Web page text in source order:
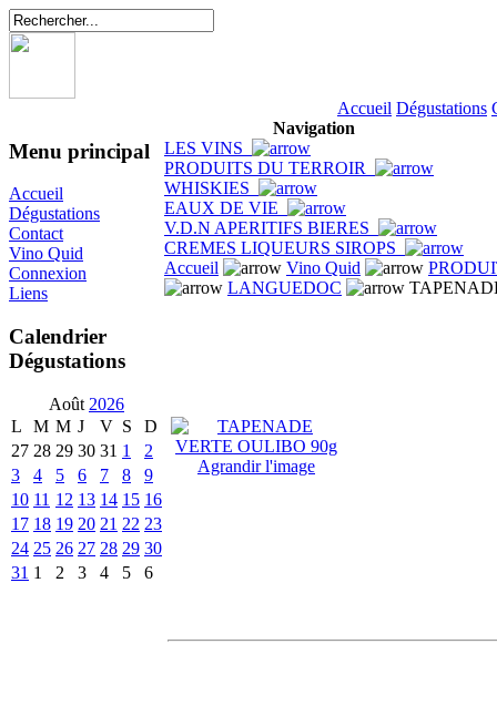
Accueil Dégustations
Menu principal
Accueil
Dégustations
Contact
Vino Quid
Connexion
Liens
Calendrier
Dégustations
Août 2026
L
M M J V S
D
27 28 29 30 31 1
2
3
4 5 6 7 8
9
10 11 12 13 14 15 16
17 18 19 20 21 22 23
24 25 26 27 28 29 30
31 1 2 3 4 5 6
Navigation
LES VINS
PRODUITS DU TERROIR
WHISKIES
EAUX DE VIE
V.D.N APERITIFS BIERES
CREMES LIQUEURS SIROPS
Accueil
Vino Quid
LANGUEDOC
Agrandir l'image